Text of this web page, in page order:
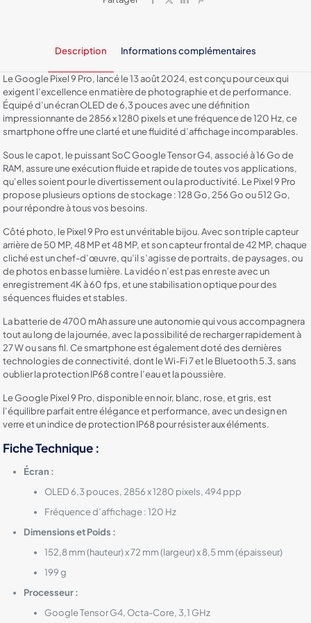
Description Informations complémentaires
Le Google Pixel 9 Pro, lancé le 13 août 2024, est conçu pour ceux qui
exigent l’excellence en matière de photographie et de performance.
Équipé d’un écran OLED de 6,3 pouces avec une définition
impressionnante de 2856 x 1280 pixels et une fréquence de 120 Hz, ce
smartphone offre une clarté et une fluidité d’affichage incomparables.
Sous le capot, le puissant SoC Google Tensor G4, associé à 16 Go de
RAM, assure une exécution fluide et rapide de toutes vos applications,
qu’elles soient pour le divertissement ou la productivité. Le Pixel 9 Pro
propose plusieurs options de stockage : 128 Go, 256 Go ou 512 Go,
pour répondre à tous vos besoins.
Côté photo, le Pixel 9 Pro est un véritable bijou. Avec son triple capteur
arrière de 50 MP, 48 MP et 48 MP, et son capteur frontal de 42 MP, chaque
cliché est un chef-d’œuvre, qu’il s’agisse de portraits, de paysages, ou
de photos en basse lumière. La vidéo n’est pas en reste avec un
enregistrement 4K à 60 fps, et une stabilisation optique pour des
séquences fluides et stables.
La batterie de 4700 mAh assure une autonomie qui vous accompagnera
tout au long de la journée, avec la possibilité de recharger rapidement à
27 W ou sans fil. Ce smartphone est également doté des dernières
technologies de connectivité, dont le Wi-Fi 7 et le Bluetooth 5.3, sans
oublier la protection IP68 contre l’eau et la poussière.
Le Google Pixel 9 Pro, disponible en noir, blanc, rose, et gris, est
l’équilibre parfait entre élégance et performance, avec un design en
verre et un indice de protection IP68 pour résister aux éléments.
Fiche Technique :
Écran :
OLED 6,3 pouces, 2856 x 1280 pixels, 494 ppp
Fréquence d’affichage : 120 Hz
Dimensions et Poids :
152,8 mm (hauteur) x 72 mm (largeur) x 8,5 mm (épaisseur)
199 g
Processeur :
Google Tensor G4, Octa-Core, 3,1 GHz